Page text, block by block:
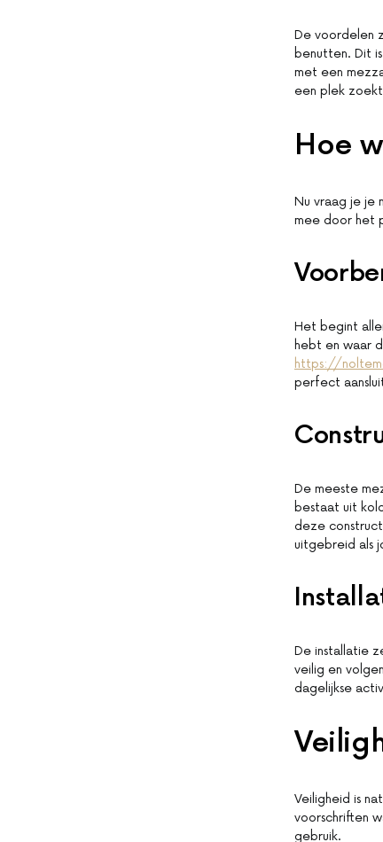
De voordelen
benutten. Dit
met een
een plek
Hoe
Nu vraag je je
mee door het
Het begint
hebt en waar
https://
perfect
De meeste
bestaat uit
deze
uitgebreid als
De installatie
veilig en
dagelijkse
Veiligheid is
voorschriften
gebruik.